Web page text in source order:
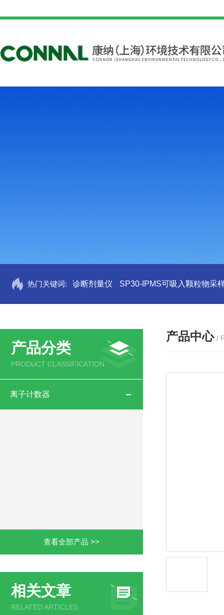
热门关键词: 诊断剂量仪 SP30-IPMS可吸入颗粒物采
产品分类
PRODUCT CLASSIFICATION
离子计数器
查看全部产品 >>
相关文章
RELATED ARTICLES
产品中心 /